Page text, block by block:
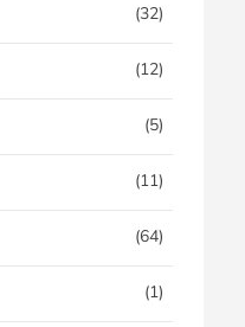
(32)
(12)
(5)
(11)
(64)
(1)